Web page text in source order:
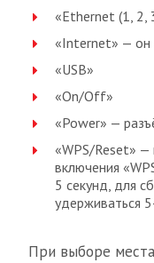
«Ethernet (1, 2,
«Internet» — он
«USB»
«On/Off»
«Power» —
«WPS/Reset» —
включения
5 секунд, для
удерживаться
При выборе